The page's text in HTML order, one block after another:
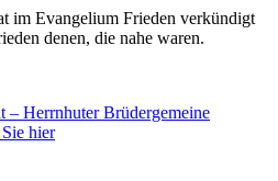
im Evangelium Frieden verkündigt
denen, die nahe waren.
Herrnhuter Brüdergemeine
hier